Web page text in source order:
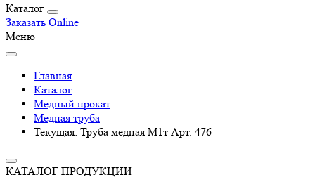
Каталог
Заказать Online
Меню
Главная
Каталог
Медный прокат
Медная труба
Текущая: Труба медная М1т Арт. 476
КАТАЛОГ ПРОДУКЦИИ